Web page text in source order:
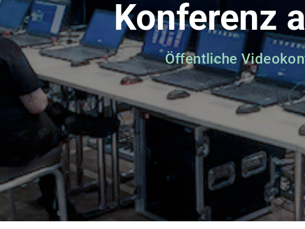
Konferenz
Öffentliche